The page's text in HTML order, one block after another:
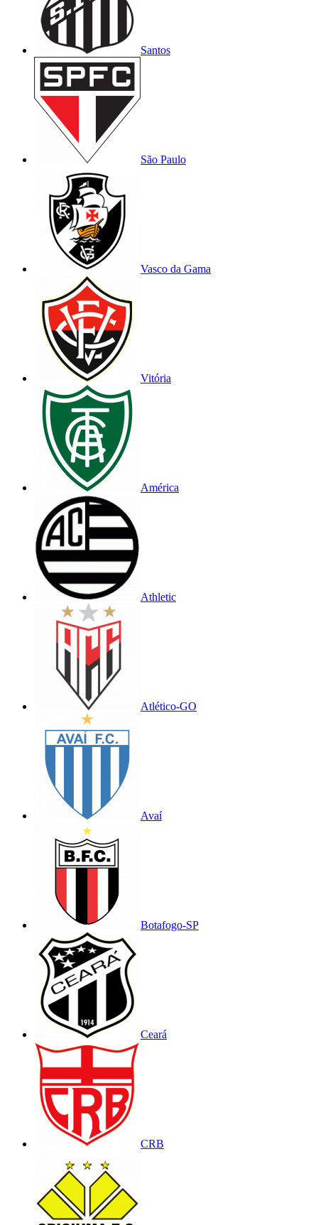
Santos
São Paulo
Vasco da Gama
Vitória
América
Athletic
Atlético-GO
Avaí
Botafogo-SP
Ceará
CRB